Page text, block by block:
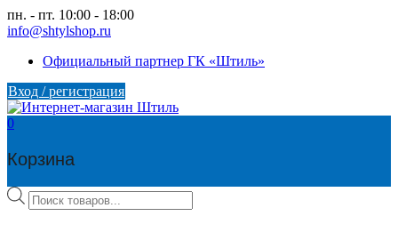
Skip
to
пн. - пт. 10:00 - 18:00
info@shtylshop.ru
Официальный партнер ГК «Штиль»
Вход / регистрация
0
Корзина
Поиск
товаров